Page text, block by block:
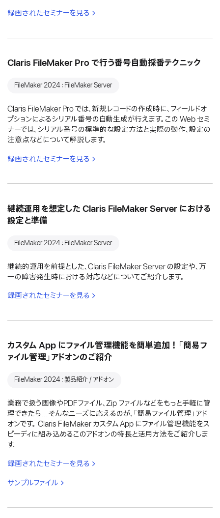
録画されたセミナーを見る
Claris FileMaker Pro で行う番号自動採番テクニック
FileMaker 2024：FileMaker Server
Claris FileMaker Pro では、新規レコードの作成時に、フィールドオ
プションによるシリアル番号の自動生成が行えます。この Web セミ
ナーでは、シリアル番号の標準的な設定方法と実際の動作、設定の
注意点などについて解説します。
録画されたセミナーを見る
継続運用を想定した Claris FileMaker Server における
設定と準備
FileMaker 2024：FileMaker Server
継続的運用を前提とした、Claris FileMaker Server の設定や、万
一の障害発生時における対応などについてご紹介します。
録画されたセミナーを見る
カスタム App にファイル管理機能を簡単追加！「簡易フ
ァイル管理」アドオンのご紹介
FileMaker 2024：製品紹介 / アドオン
業務で扱う画像やPDFファイル、Zip ファイルなどをもっと手軽に管
理できたら... そんなニーズに応えるのが、「簡易ファイル管理」アド
オンです。 Claris FileMaker カスタム App にファイル管理機能をス
ピーディに組み込めるこのアドオンの特長と活用方法をご紹介しま
す。
録画されたセミナーを見る
サンプルファイル